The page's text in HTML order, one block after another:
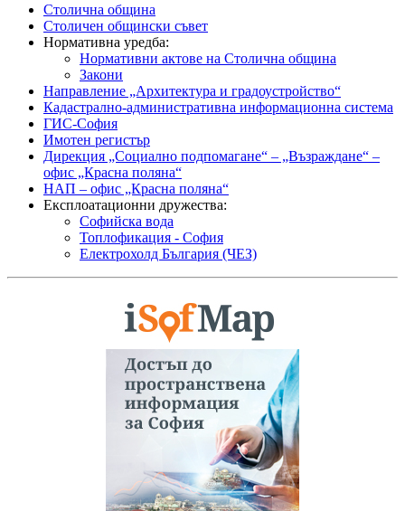
Столична община
Столичен общински съвет
Нормативна уредба:
Нормативни актове на Столична община
Закони
Направление „Архитектура и градоустройство“
Кадастрално-административна информационна система
ГИС-София
Имотен регистър
Дирекция „Социално подпомагане“ – „Възраждане“ –
офис „Красна поляна“
НАП – офис „Красна поляна“
Експлоатационни дружества:
Софийска вода
Топлофикация - София
Електрохолд България (ЧЕЗ)